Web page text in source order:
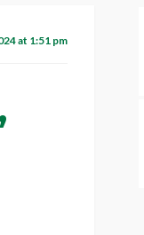
at 1:51 pm